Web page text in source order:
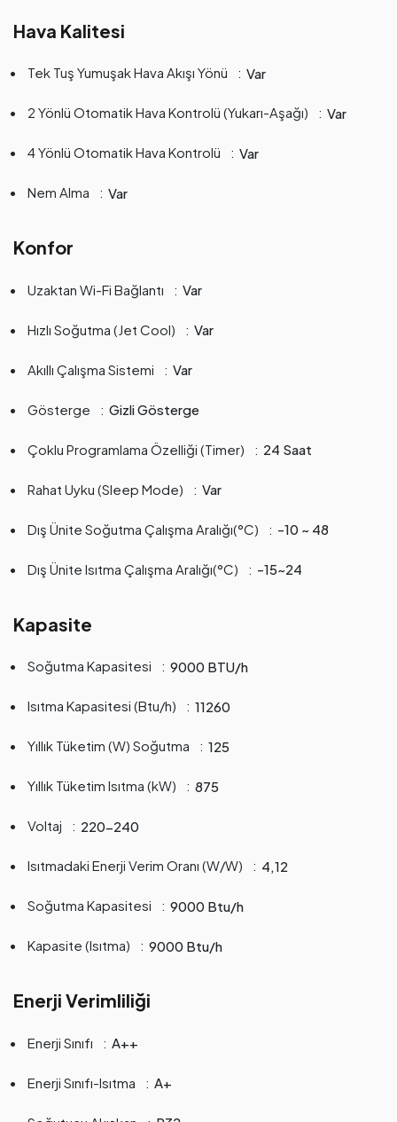
Hava Kalitesi
Tek Tuş Yumuşak Hava Akışı Yönü Var
2 Yönlü Otomatik Hava Kontrolü (Yukarı-Aşağı) Var
4 Yönlü Otomatik Hava Kontrolü Var
Nem Alma Var
Konfor
Uzaktan Wi-Fi Bağlantı Var
Hızlı Soğutma (Jet Cool) Var
Akıllı Çalışma Sistemi Var
Gösterge Gizli Gösterge
Çoklu Programlama Özelliği (Timer) 24 Saat
Rahat Uyku (Sleep Mode) Var
Dış Ünite Soğutma Çalışma Aralığı(°C) -10 ~ 48
Dış Ünite Isıtma Çalışma Aralığı(°C) -15~24
Kapasite
Soğutma Kapasitesi 9000 BTU/h
Isıtma Kapasitesi (Btu/h) 11260
Yıllık Tüketim (W) Soğutma 125
Yıllık Tüketim Isıtma (kW) 875
Voltaj 220-240
Isıtmadaki Enerji Verim Oranı (W/W) 4,12
Soğutma Kapasitesi 9000 Btu/h
Kapasite (Isıtma) 9000 Btu/h
Enerji Verimliliği
Enerji Sınıfı A++
Enerji Sınıfı-Isıtma A+